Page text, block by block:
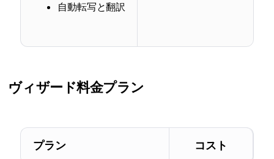
自動転写と翻訳
ヴィザード料金プラン
プラン コスト